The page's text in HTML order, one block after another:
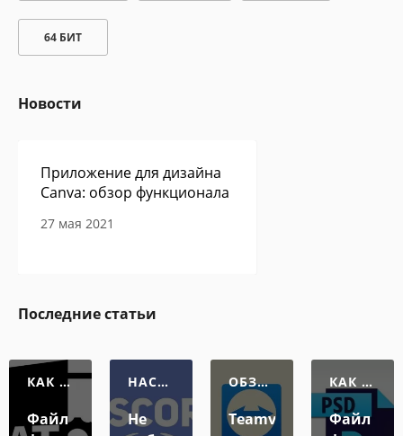
64 БИТ
Новости
Приложение для дизайна
Canva: обзор функционала
27 мая 2021
Сам себе программист -
авторская колонка Павла
27 мая 2021
Последние статьи
КАК О
Ь ФАЙ
Файл
НАСТР
ОЙКА
Не
ОБЗО
Р ПО
Teamviewer:
КАК О
ТКРЫТ
Ь ФАЙ
Файл